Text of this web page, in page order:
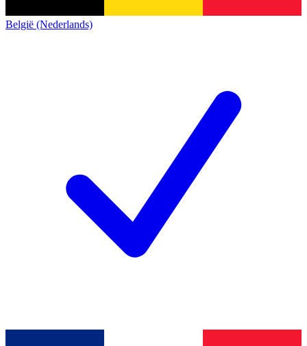
België (Nederlands)